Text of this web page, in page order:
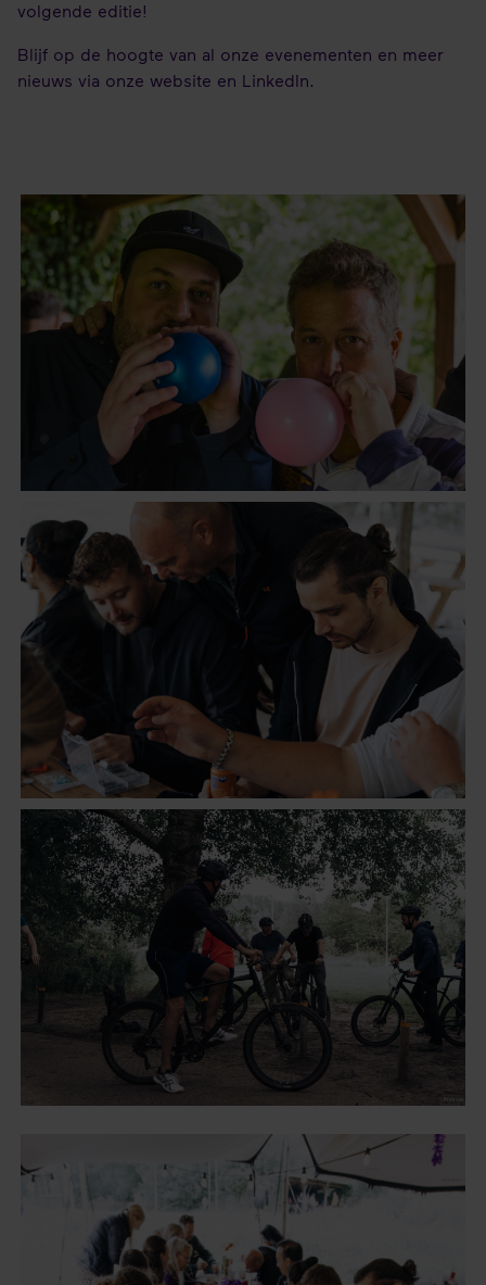
volgende editie!
Blijf op de hoogte van al onze evenementen en meer
nieuws via onze website en LinkedIn.